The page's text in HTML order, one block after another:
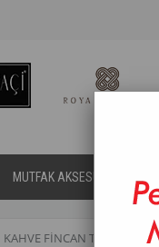
MUTFAK AKSESUARLARI
KAHVE FINCAN TAKIMLARI>